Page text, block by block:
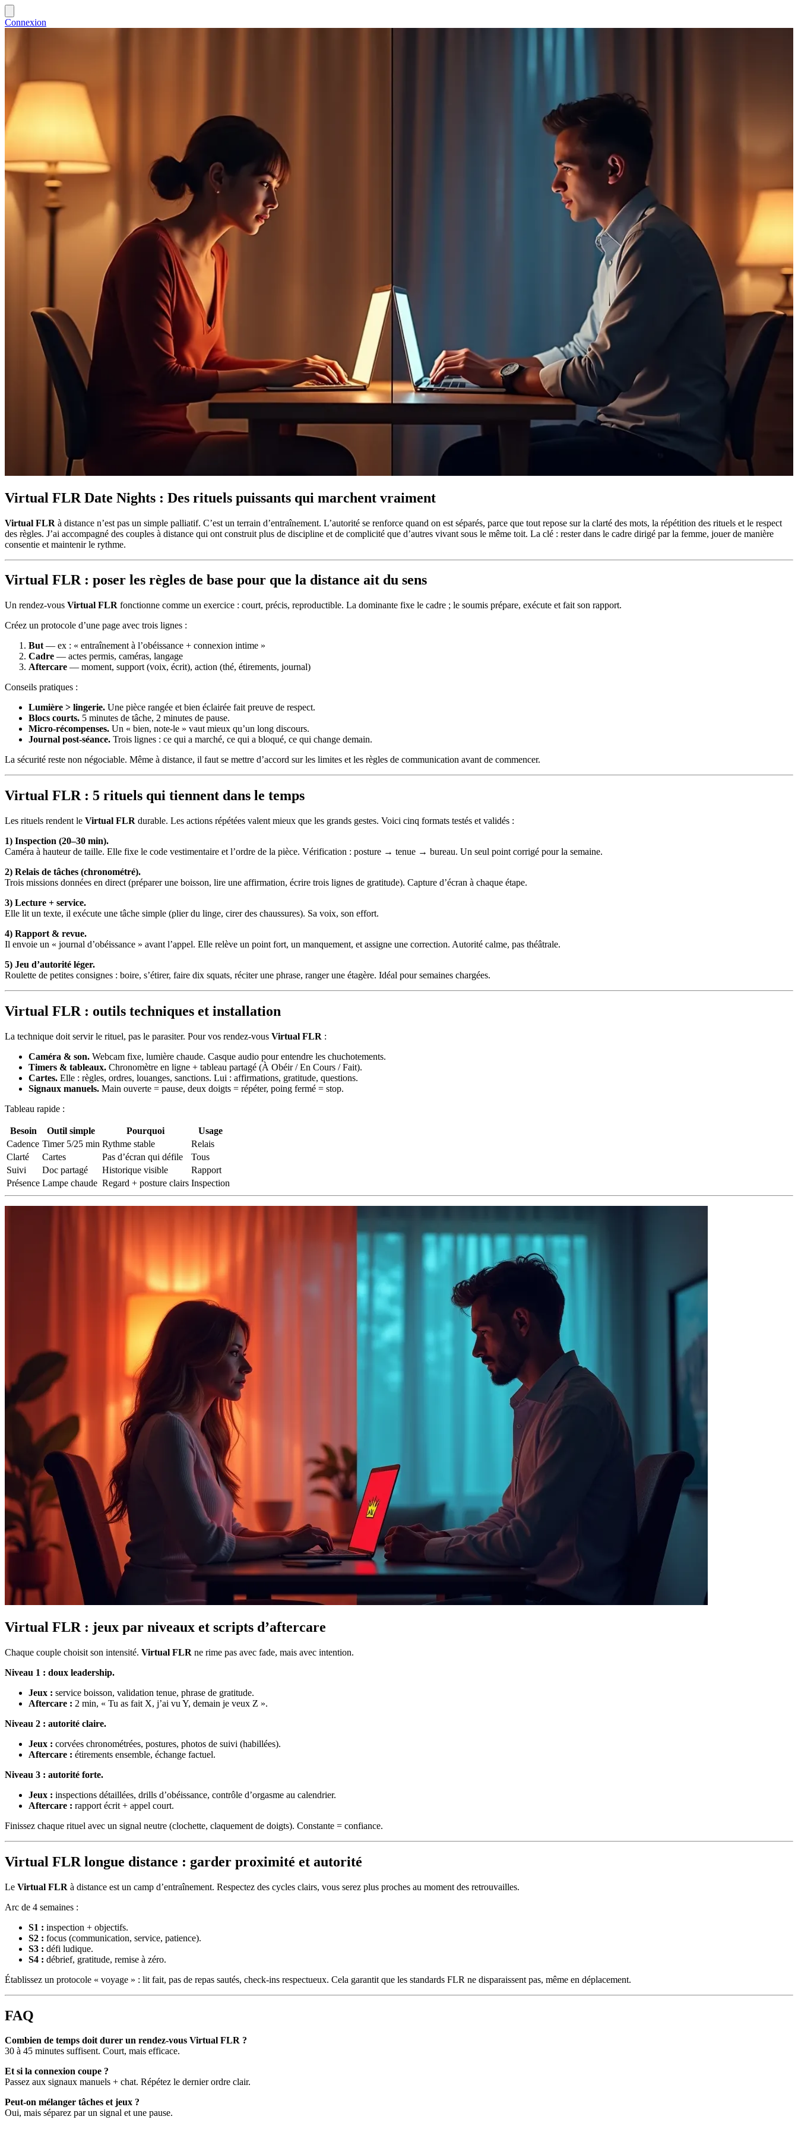
Connexion
Virtual FLR Date Nights : Des rituels puissants qui marchent vraiment
Virtual FLR à distance n’est pas un simple palliatif. C’est un terrain d’entraînement. L’autorité se renforce quand on est séparés, parce que tout repose sur la clarté des mots, la répétition des rituels et le respect
des règles. J’ai accompagné des couples à distance qui ont construit plus de discipline et de complicité que d’autres vivant sous le même toit. La clé : rester dans le cadre dirigé par la femme, jouer de manière
consentie et maintenir le rythme.
Virtual FLR : poser les règles de base pour que la distance ait du sens
Un rendez-vous Virtual FLR fonctionne comme un exercice : court, précis, reproductible. La dominante fixe le cadre ; le soumis prépare, exécute et fait son rapport.
Créez un protocole d’une page avec trois lignes :
But — ex : « entraînement à l’obéissance + connexion intime »
Cadre — actes permis, caméras, langage
Aftercare — moment, support (voix, écrit), action (thé, étirements, journal)
Conseils pratiques :
Lumière > lingerie. Une pièce rangée et bien éclairée fait preuve de respect.
Blocs courts. 5 minutes de tâche, 2 minutes de pause.
Micro-récompenses. Un « bien, note-le » vaut mieux qu’un long discours.
Journal post-séance. Trois lignes : ce qui a marché, ce qui a bloqué, ce qui change demain.
La sécurité reste non négociable. Même à distance, il faut se mettre d’accord sur les limites et les règles de communication avant de commencer.
Virtual FLR : 5 rituels qui tiennent dans le temps
Les rituels rendent le Virtual FLR durable. Les actions répétées valent mieux que les grands gestes. Voici cinq formats testés et validés :
1) Inspection (20–30 min).
Caméra à hauteur de taille. Elle fixe le code vestimentaire et l’ordre de la pièce. Vérification : posture → tenue → bureau. Un seul point corrigé pour la semaine.
2) Relais de tâches (chronométré).
Trois missions données en direct (préparer une boisson, lire une affirmation, écrire trois lignes de gratitude). Capture d’écran à chaque étape.
3) Lecture + service.
Elle lit un texte, il exécute une tâche simple (plier du linge, cirer des chaussures). Sa voix, son effort.
4) Rapport & revue.
Il envoie un « journal d’obéissance » avant l’appel. Elle relève un point fort, un manquement, et assigne une correction. Autorité calme, pas théâtrale.
5) Jeu d’autorité léger.
Roulette de petites consignes : boire, s’étirer, faire dix squats, réciter une phrase, ranger une étagère. Idéal pour semaines chargées.
Virtual FLR : outils techniques et installation
La technique doit servir le rituel, pas le parasiter. Pour vos rendez-vous Virtual FLR :
Caméra & son. Webcam fixe, lumière chaude. Casque audio pour entendre les chuchotements.
Timers & tableaux. Chronomètre en ligne + tableau partagé (À Obéir / En Cours / Fait).
Cartes. Elle : règles, ordres, louanges, sanctions. Lui : affirmations, gratitude, questions.
Signaux manuels. Main ouverte = pause, deux doigts = répéter, poing fermé = stop.
Tableau rapide :
Besoin Outil simple Pourquoi
Usage
Cadence Timer 5/25 min Rythme stable
Relais
Clarté
Cartes Pas d’écran qui défile
Tous
Suivi
Doc partagé Historique visible
Rapport
Présence Lampe chaude Regard + posture clairs Inspection
Virtual FLR : jeux par niveaux et scripts d’aftercare
Chaque couple choisit son intensité. Virtual FLR ne rime pas avec fade, mais avec intention.
Niveau 1 : doux leadership.
Jeux : service boisson, validation tenue, phrase de gratitude.
Aftercare : 2 min, « Tu as fait X, j’ai vu Y, demain je veux Z ».
Niveau 2 : autorité claire.
Jeux : corvées chronométrées, postures, photos de suivi (habillées).
Aftercare : étirements ensemble, échange factuel.
Niveau 3 : autorité forte.
Jeux : inspections détaillées, drills d’obéissance, contrôle d’orgasme au calendrier.
Aftercare : rapport écrit + appel court.
Finissez chaque rituel avec un signal neutre (clochette, claquement de doigts). Constante = confiance.
Virtual FLR longue distance : garder proximité et autorité
Le Virtual FLR à distance est un camp d’entraînement. Respectez des cycles clairs, vous serez plus proches au moment des retrouvailles.
Arc de 4 semaines :
S1 : inspection + objectifs.
S2 : focus (communication, service, patience).
S3 : défi ludique.
S4 : débrief, gratitude, remise à zéro.
Établissez un protocole « voyage » : lit fait, pas de repas sautés, check-ins respectueux. Cela garantit que les standards FLR ne disparaissent pas, même en déplacement.
FAQ
Combien de temps doit durer un rendez-vous Virtual FLR ?
30 à 45 minutes suffisent. Court, mais efficace.
Et si la connexion coupe ?
Passez aux signaux manuels + chat. Répétez le dernier ordre clair.
Peut-on mélanger tâches et jeux ?
Oui, mais séparez par un signal et une pause.